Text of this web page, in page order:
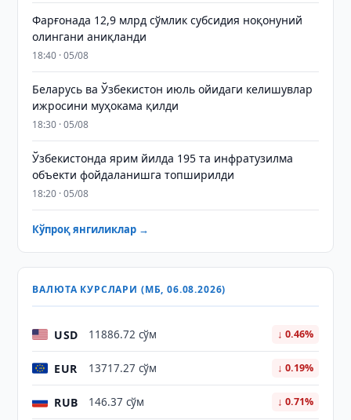
Фарғонада 12,9 млрд сўмлик субсидия ноқонуний
олингани аниқланди
18:40 · 05/08
Беларусь ва Ўзбекистон июль ойидаги келишувлар
ижросини муҳокама қилди
18:30 · 05/08
Ўзбекистонда ярим йилда 195 та инфратузилма
объекти фойдаланишга топширилди
18:20 · 05/08
Кўпроқ янгиликлар →
ВАЛЮТА КУРСЛАРИ (МБ, 06.08.2026)
USD 11886.72 сўм ↓ 0.46%
EUR 13717.27 сўм ↓ 0.19%
RUB 146.37 сўм ↓ 0.71%